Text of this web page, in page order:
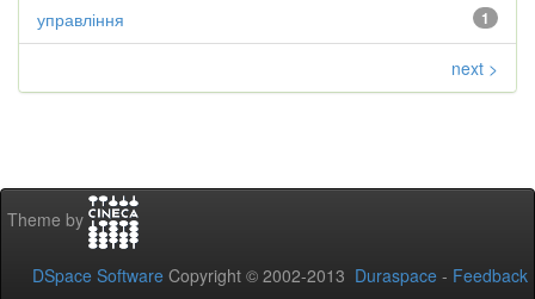
1
управління
next >
Theme by
DSpace Software Copyright © 2002-2013 Duraspace - Feedback